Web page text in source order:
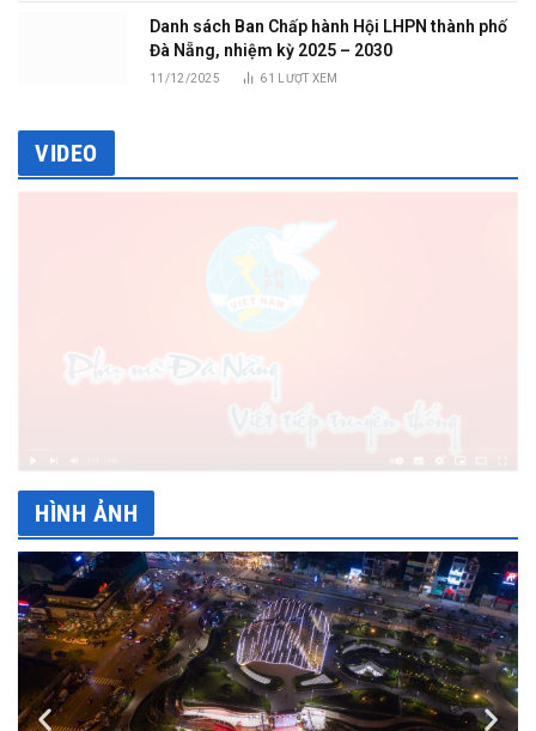
Danh sách Ban Chấp hành Hội LHPN thành phố
Đà Nẵng, nhiệm kỳ 2025 – 2030
11/12/2025 61 LƯỢT XEM
VIDEO
HÌNH ẢNH